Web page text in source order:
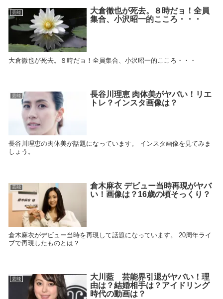
芸能
大倉徹也が死去。８時だョ！全員
集合、小沢昭一的こころ・・・
大倉徹也が死去。８時だョ！全員集合、小沢昭一的こころ・・・
芸能
長谷川理恵 肉体美がヤバい！リエ
トレ？インスタ画像は？
長谷川理恵の肉体美が話題になっています。 インスタ画像を見てみま
しょう。
芸能
倉木麻衣 デビュー当時再現がヤバ
い！画像は？16歳の頃そっくり？
倉木麻衣がデビュー当時を再現して話題になっています。 20周年ライ
ブで再現したものとは？
芸能
大川藍 芸能界引退がヤバい！理
由は？結婚相手は？アイドリング
時代の動画は？